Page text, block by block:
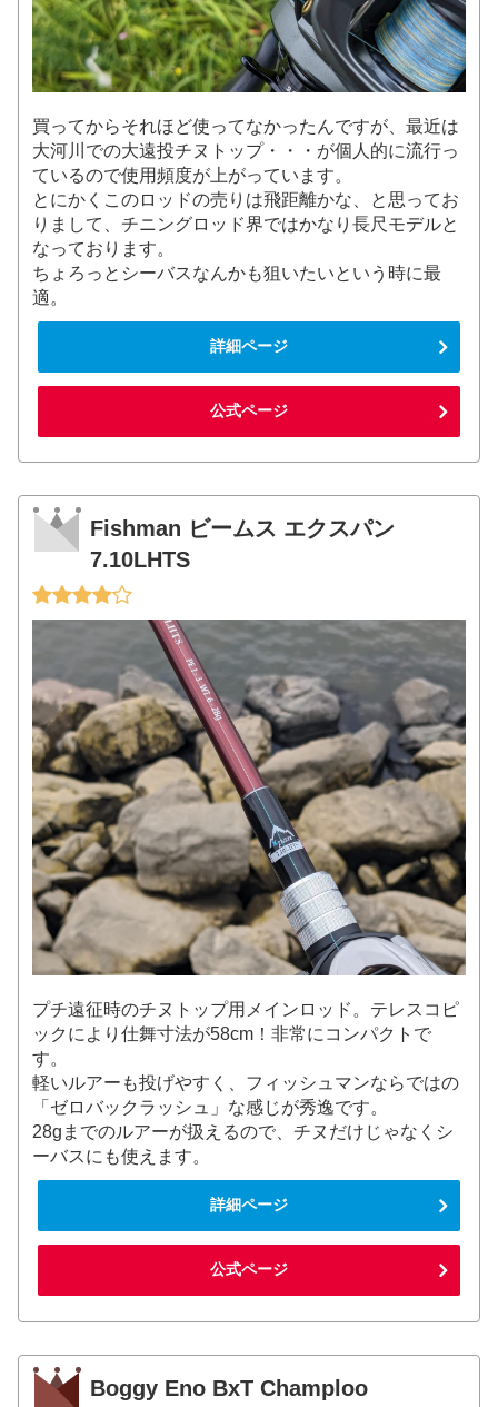
買ってからそれほど使ってなかったんですが、最近は
大河川での大遠投チヌトップ・・・が個人的に流行っ
ているので使用頻度が上がっています。
とにかくこのロッドの売りは飛距離かな、と思ってお
りまして、チニングロッド界ではかなり長尺モデルと
なっております。
ちょろっとシーバスなんかも狙いたいという時に最
適。
詳細ページ
公式ページ
Fishman ビームス エクスパン
7.10LHTS
プチ遠征時のチヌトップ用メインロッド。テレスコピ
ックにより仕舞寸法が58cm！非常にコンパクトで
す。
軽いルアーも投げやすく、フィッシュマンならではの
「ゼロバックラッシュ」な感じが秀逸です。
28gまでのルアーが扱えるので、チヌだけじゃなくシ
ーバスにも使えます。
詳細ページ
公式ページ
Boggy Eno BxT Champloo